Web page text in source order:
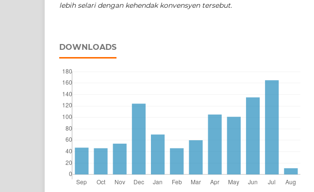
lebih selari dengan kehendak konvensyen tersebut.
DOWNLOADS